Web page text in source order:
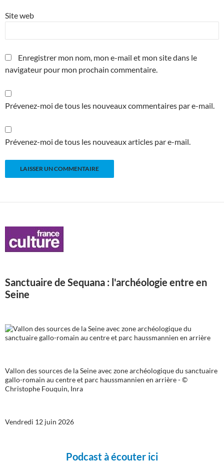
Site web
Enregistrer mon nom, mon e-mail et mon site dans le
navigateur pour mon prochain commentaire.
Prévenez-moi de tous les nouveaux commentaires par e-mail.
Prévenez-moi de tous les nouveaux articles par e-mail.
Sanctuaire de Sequana : l'archéologie entre en
Seine
Vallon des sources de la Seine avec zone archéologique du sanctuaire
gallo-romain au centre et parc haussmannien en arrière - ©
Christophe Fouquin, Inra
Vendredi 12 juin 2026
Podcast à écouter ici